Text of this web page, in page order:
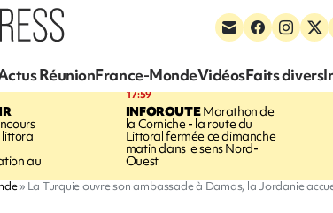
RéunionFrance-MondeVidéosFaits divers
littoral
au
17:59
INFOROUTEMarathon de
la Corniche - la route du
Littoral fermée ce dimanche
matin dans le sens Nord-
Ouest
La Turquie ouvre son ambassade à Damas, la Jordanie